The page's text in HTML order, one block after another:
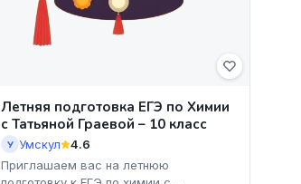
Летняя подготовка ЕГЭ по Химии
с Татьяной Граевой – 10 класс
У Умскул
4.6
Приглашаем вас на летнюю